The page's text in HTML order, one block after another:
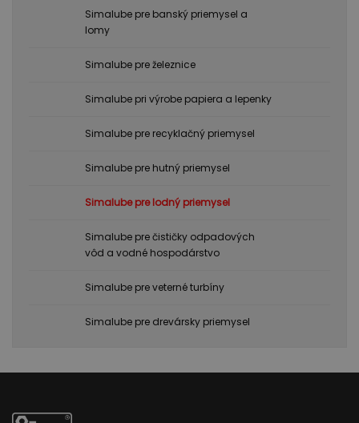
Simalube pre banský priemysel a
lomy
Simalube pre železnice
Simalube pri výrobe papiera a lepenky
Simalube pre recyklačný priemysel
Simalube pre hutný priemysel
Simalube pre lodný priemysel
Simalube pre čističky odpadových
vôd a vodné hospodárstvo
Simalube pre veterné turbíny
Simalube pre drevársky priemysel